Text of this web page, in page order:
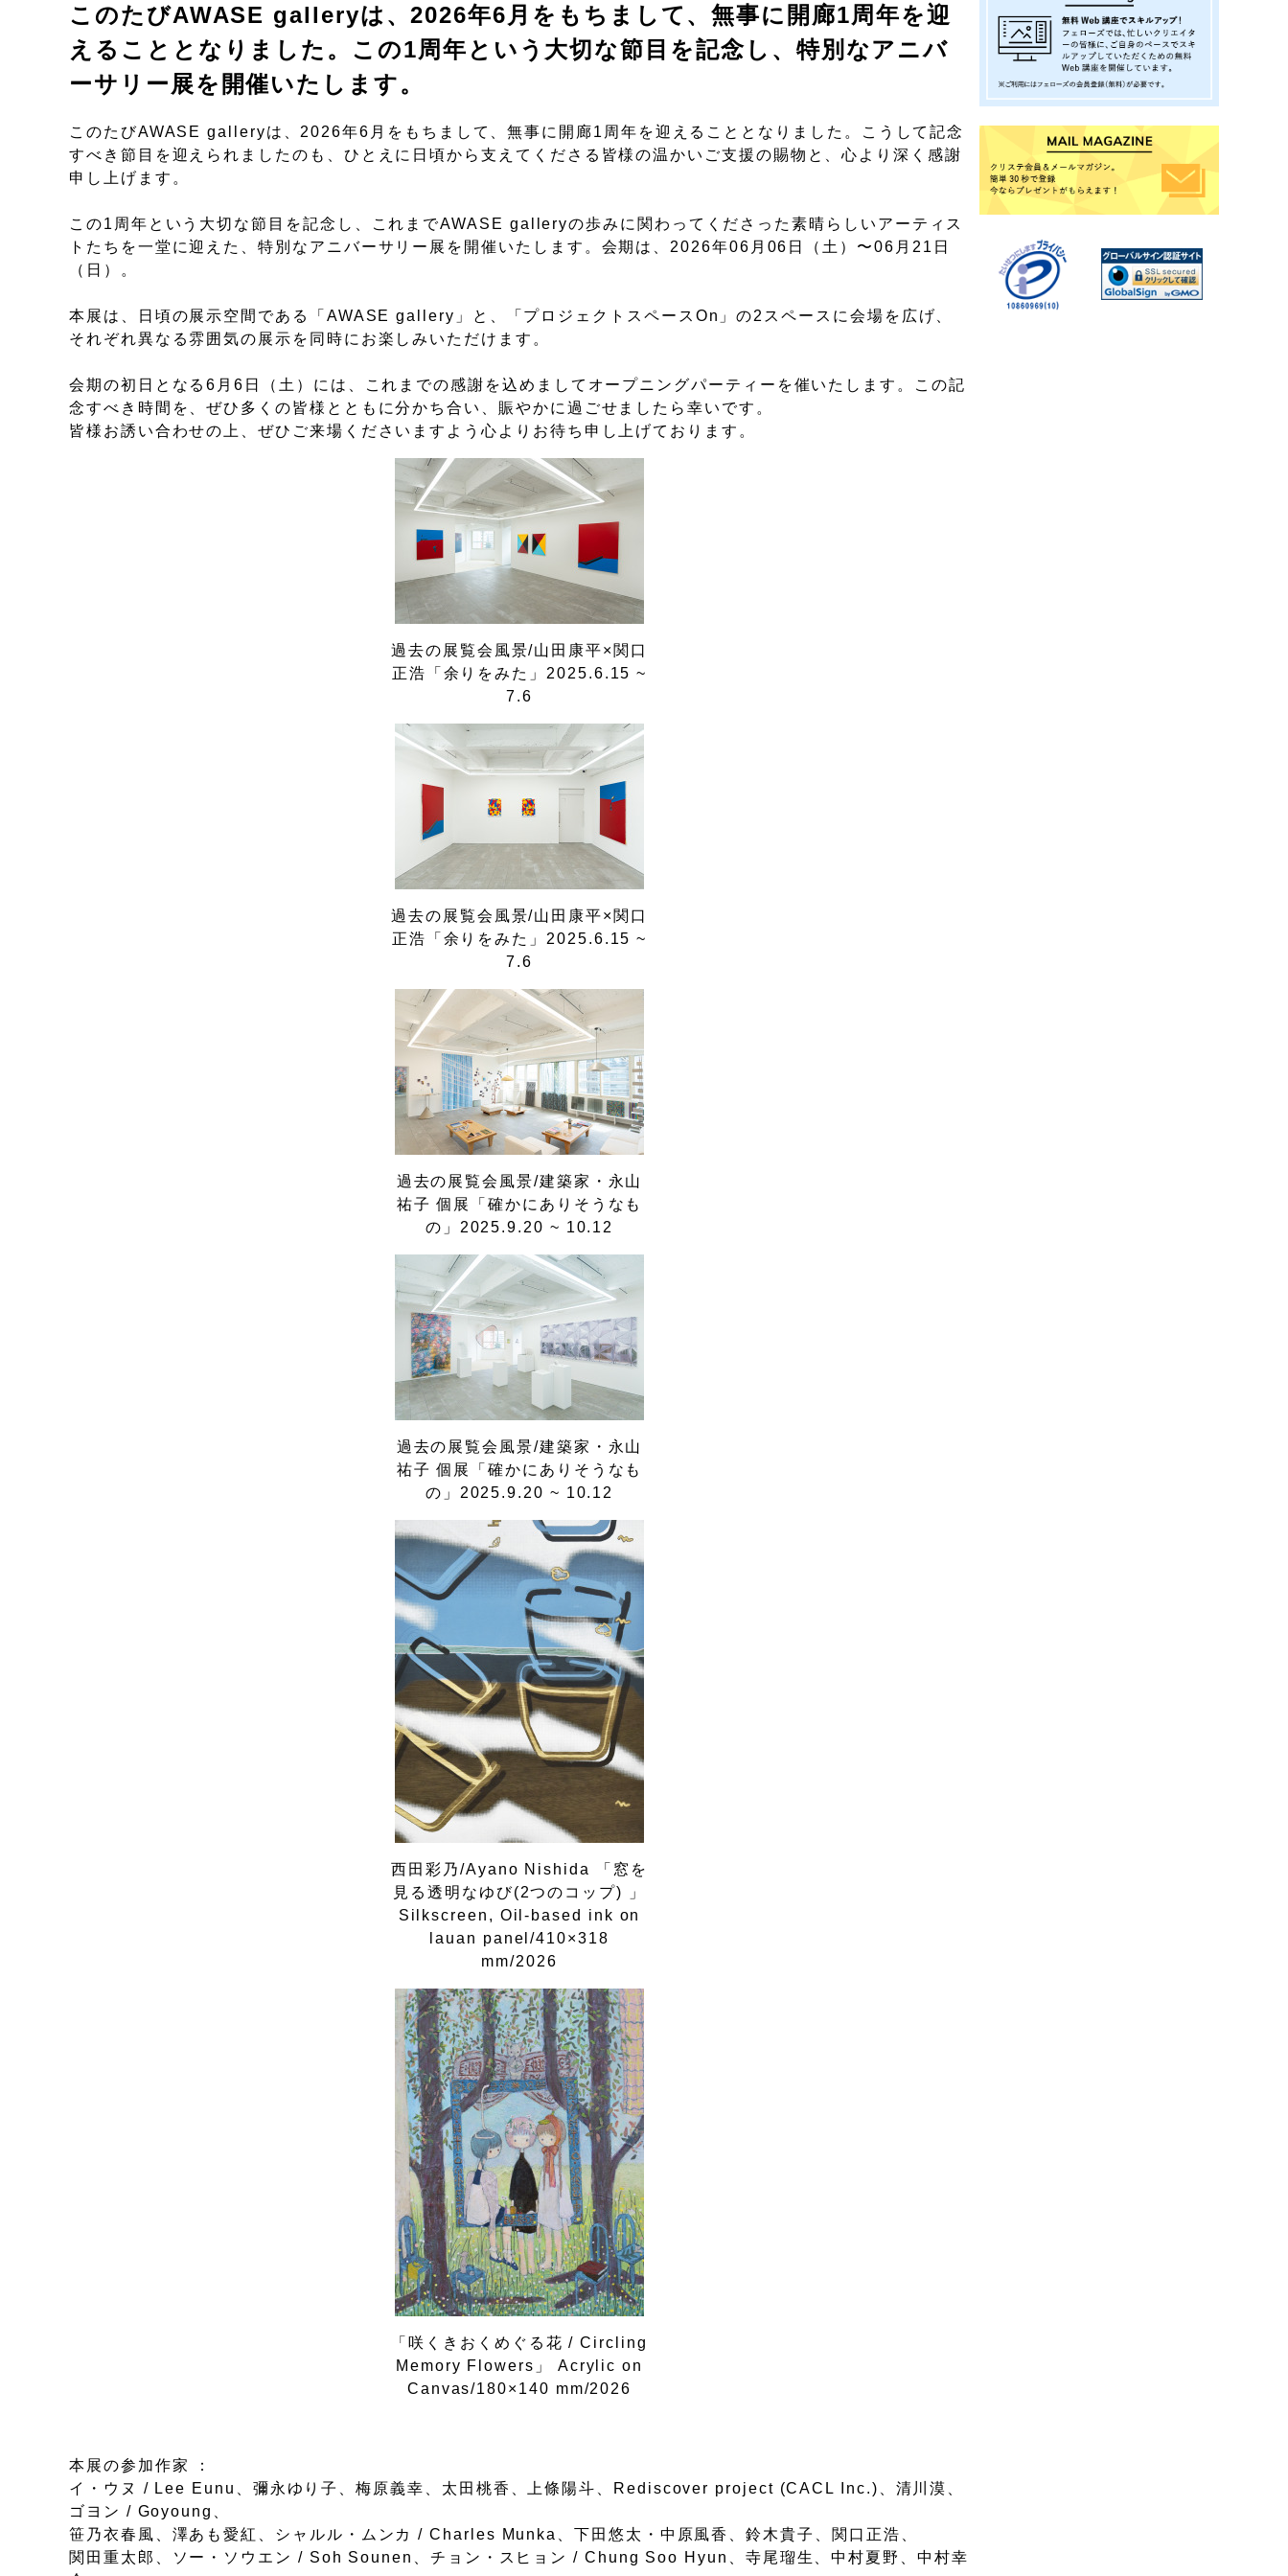
このたびAWASE galleryは、2026年6月をもちまして、無事に開廊1周年を迎
えることとなりました。この1周年という大切な節目を記念し、特別なアニバ
ーサリー展を開催いたします。
このたびAWASE galleryは、2026年6月をもちまして、無事に開廊1周年を迎えることとなりました。こうして記念
すべき節目を迎えられましたのも、ひとえに日頃から支えてくださる皆様の温かいご支援の賜物と、心より深く感謝
申し上げます。
この1周年という大切な節目を記念し、これまでAWASE galleryの歩みに関わってくださった素晴らしいアーティス
トたちを一堂に迎えた、特別なアニバーサリー展を開催いたします。会期は、2026年06月06日（土）〜06月21日
（日）。
本展は、日頃の展示空間である「AWASE gallery」と、「プロジェクトスペースOn」の2スペースに会場を広げ、
それぞれ異なる雰囲気の展示を同時にお楽しみいただけます。
会期の初日となる6月6日（土）には、これまでの感謝を込めましてオープニングパーティーを催いたします。この記
念すべき時間を、ぜひ多くの皆様とともに分かち合い、賑やかに過ごせましたら幸いです。
皆様お誘い合わせの上、ぜひご来場くださいますよう心よりお待ち申し上げております。
過去の展覧会風景/山田康平×関口
正浩「余りをみた」2025.6.15 ~
7.6
過去の展覧会風景/山田康平×関口
正浩「余りをみた」2025.6.15 ~
7.6
過去の展覧会風景/建築家・永山
祐子 個展「確かにありそうなも
の」2025.9.20 ~ 10.12
過去の展覧会風景/建築家・永山
祐子 個展「確かにありそうなも
の」2025.9.20 ~ 10.12
西田彩乃/Ayano Nishida 「窓を
見る透明なゆび(2つのコップ) 」
Silkscreen, Oil-based ink on
lauan panel/410×318
mm/2026
「咲くきおくめぐる花 / Circling
Memory Flowers」 Acrylic on
Canvas/180×140 mm/2026
本展の参加作家 ：
イ・ウヌ / Lee Eunu、彌永ゆり子、梅原義幸、太田桃香、上條陽斗、Rediscover project (CACL Inc.)、清川漠、
ゴヨン / Goyoung、
笹乃衣春風、澤あも愛紅、シャルル・ムンカ / Charles Munka、下田悠太・中原風香、鈴木貴子、関口正浩、
関田重太郎、ソー・ソウエン / Soh Sounen、チョン・スヒョン / Chung Soo Hyun、寺尾瑠生、中村夏野、中村幸